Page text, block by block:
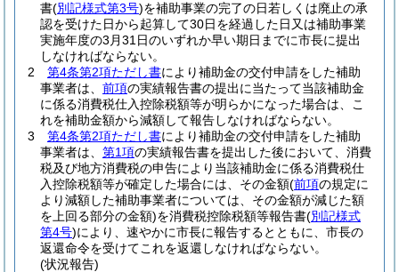
書(別記様式第3号)を補助事業の完了の日若しくは廃止の承
認を受けた日から起算して30日を経過した日又は補助事業
実施年度の3月31日のいずれか早い期日までに市長に提出
しなければならない。
2
第4条第2項ただし書により補助金の交付申請をした補助
事業者は、 前項の実績報告書の提出に当たって当該補助金
に係る消費税仕入控除税額等が明らかになった場合は、こ
れを補助金額から減額して報告しなければならない。
3
第4条第2項ただし書により補助金の交付申請をした補助
事業者は、 第1項の実績報告書を提出した後において、消費
税及び地方消費税の申告により当該補助金に係る消費税仕
入控除税額等が確定した場合には、その金額(前項の規定に
より減額した補助事業者については、その金額が減じた額
を上回る部分の金額)を消費税控除税額等報告書(別記様式
第4号)により、速やかに市長に報告するとともに、市長の
返還命令を受けてこれを返還しなければならない。
(状況報告)